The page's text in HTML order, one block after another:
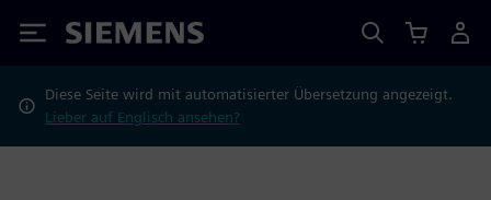
Siemens
Diese Seite wird mit automatisierter Übersetzung angezeigt.
Lieber auf Englisch ansehen?